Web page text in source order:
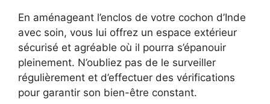
En aménageant l’enclos de votre cochon d’Inde
avec soin, vous lui offrez un espace extérieur
sécurisé et agréable où il pourra s’épanouir
pleinement. N’oubliez pas de le surveiller
régulièrement et d’effectuer des vérifications
pour garantir son bien-être constant.